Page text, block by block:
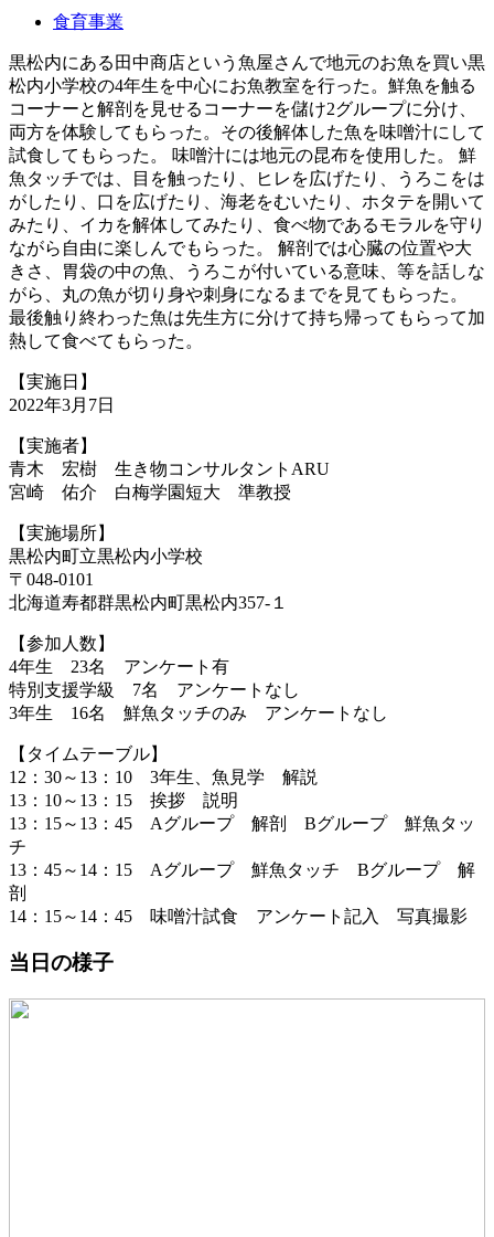
食育事業
黒松内にある田中商店という魚屋さんで地元のお魚を買い黒
松内小学校の4年生を中心にお魚教室を行った。鮮魚を触る
コーナーと解剖を見せるコーナーを儲け2グループに分け、
両方を体験してもらった。その後解体した魚を味噌汁にして
試食してもらった。 味噌汁には地元の昆布を使用した。 鮮
魚タッチでは、目を触ったり、ヒレを広げたり、うろこをは
がしたり、口を広げたり、海老をむいたり、ホタテを開いて
みたり、イカを解体してみたり、食べ物であるモラルを守り
ながら自由に楽しんでもらった。 解剖では心臓の位置や大
きさ、胃袋の中の魚、うろこが付いている意味、等を話しな
がら、丸の魚が切り身や刺身になるまでを見てもらった。
最後触り終わった魚は先生方に分けて持ち帰ってもらって加
熱して食べてもらった。
【実施日】
2022年3月7日
【実施者】
青木 宏樹 生き物コンサルタントARU
宮崎 佑介 白梅学園短大 準教授
【実施場所】
黒松内町立黒松内小学校
〒048-0101
北海道寿都群黒松内町黒松内357-１
【参加人数】
4年生 23名 アンケート有
特別支援学級 7名 アンケートなし
3年生 16名 鮮魚タッチのみ アンケートなし
【タイムテーブル】
12：30～13：10 3年生、魚見学 解説
13：10～13：15 挨拶 説明
13：15～13：45 Aグループ 解剖 Bグループ 鮮魚タッ
チ
13：45～14：15 Aグループ 鮮魚タッチ Bグループ 解
剖
14：15～14：45 味噌汁試食 アンケート記入 写真撮影
当日の様子